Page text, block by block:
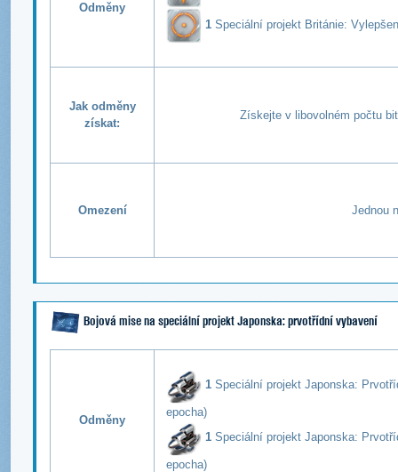
Odměny
1 Speciální projekt Británie: V
Jak odměny
získat:
Získejte v libovolném počtu
Omezení Jednou
Bojová mise na speciální projekt Japonska: prvotřídní vybavení
Odměny
1 Speciální projekt Japonska: P
epocha)
1 Speciální projekt Japonska: P
epocha)